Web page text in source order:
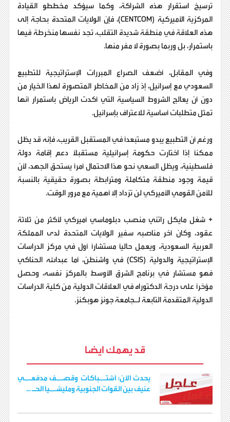
ترسيخ استقرار هذه الشراكة، وكما سيؤكد مخططو القيادة
المركزية الأميركية (CENTCOM)، فإن الولايات المتحدة بحاجة إلى
هذه العلاقة في منطقة شديدة التقلب، تجد نفسها منخرطة فيها
باستمرار، بل وربما بصورة لا مفر منها.
وفي المقابل، أضعف الصراع المبررات الإستراتيجية للتطبيع
السعودي مع إسرائيل، إذ زاد من المخاطر المتصورة لهذا الخيار من
دون أن يعالج الشروط السياسية التي أكدت الرياض باستمرار أنها
تمثل متطلبات أساسية للاعتراف بإسرائيل.
ورغم أن التطبيع يبدو مستبعدًا في المستقبل القريب، فإنه قد يظل
ممكنًا إذا اختارت حكومة إسرائيلية مستقبلًا دعم إقامة دولة
فلسطينية، ويظل السعي نحو هذا الاحتمال أمرًا يستحق الجهد، لأن
قيمة وجود منطقة متكاملة ومترابطة بصورة حقيقية بالنسبة
للأمن القومي الأميركي لن تزداد إلا أهمية مع مرور الوقت.
+ شغل مايكل راتني منصب دبلوماسي أميركي لأكثر من ثلاثة
عقود، وكان آخر مناصبه سفير الولايات المتحدة لدى المملكة
العربية السعودية، ويعمل حاليًا مستشارًا أول في مركز الدراسات
الإستراتيجية والدولية (CSIS) في واشنطن، أما عبدالله الحناكي
فهو مستشار في برنامج الشرق الأوسط بالمركز نفسه، وحصل
مؤخرًا على درجة الدكتوراه في العلاقات الدولية من كلية الدراسات
الدولية المتقدمة التابعة لـجامعة جونز هوبكنز.
قد يهمك ايضا
يحدث الآن: اشتـ,ـباكات وقصـ,ـف مدفعـ,ـي
عنيف بين القوات الجنوبية ومليشـ,ـيا الحـ ...